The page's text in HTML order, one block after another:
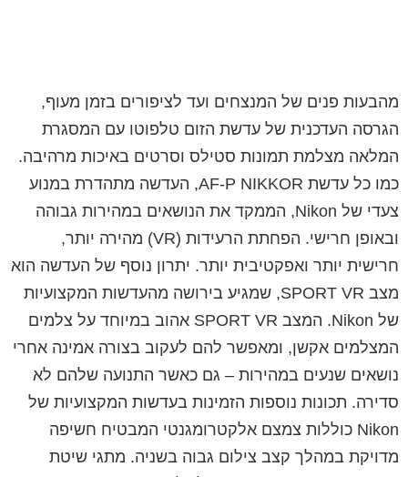
מהבעות פנים של המנצחים ועד לציפורים בזמן מעוף,
הגרסה העדכנית של עדשת הזום טלפוטו עם המסגרת
המלאה מצלמת תמונות סטילס וסרטים באיכות מרהיבה.
כמו כל עדשת AF-P NIKKOR, העדשה מתהדרת במנוע
צעדי של Nikon, הממקד את הנושאים במהירות גבוהה
ובאופן חרישי. הפחתת הרעידות (VR) מהירה יותר,
חרישית יותר ואפקטיבית יותר. יתרון נוסף של העדשה הוא
מצב SPORT VR, שמגיע בירושה מהעדשות המקצועיות
של Nikon. המצב SPORT VR אהוב במיוחד על צלמים
המצלמים אקשן, ומאפשר להם לעקוב בצורה אמינה אחרי
נושאים שנעים במהירות – גם כאשר התנועה שלהם לא
סדירה. תכונות נוספות הזמינות בעדשות המקצועיות של
Nikon כוללות צמצם אלקטרומגנטי המבטיח חשיפה
מדויקת במהלך קצב צילום גבוה בשניה. מתגי שיטת